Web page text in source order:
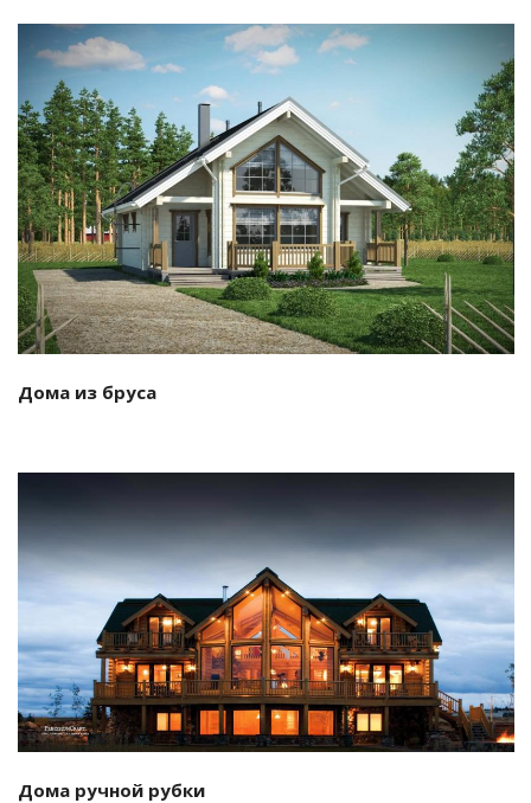
Смотреть проект
Дома из бруса
Смотреть проект
Дома ручной рубки